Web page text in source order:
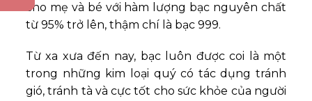
cho mẹ và bé với hàm lượng bạc nguyên chất
từ 95% trở lên, thậm chí là bạc 999.
Từ xa xưa đến nay, bạc luôn được coi là một
trong những kim loại quý có tác dụng tránh
gió, tránh tà và cực tốt cho sức khỏe của người